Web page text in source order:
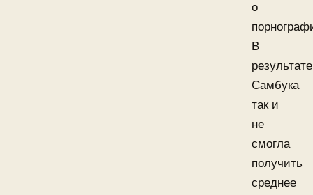
о
В
результате
Самбука
так и
не
смогла
получить
среднее